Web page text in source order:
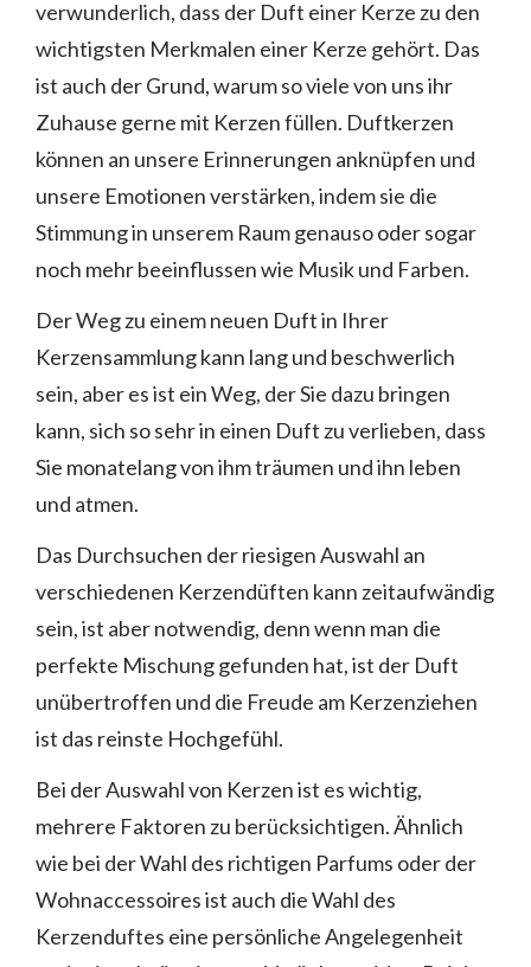
verwunderlich, dass der Duft einer Kerze zu den
wichtigsten Merkmalen einer Kerze gehört. Das
ist auch der Grund, warum so viele von uns ihr
Zuhause gerne mit Kerzen füllen. Duftkerzen
können an unsere Erinnerungen anknüpfen und
unsere Emotionen verstärken, indem sie die
Stimmung in unserem Raum genauso oder sogar
noch mehr beeinflussen wie Musik und Farben.
Der Weg zu einem neuen Duft in Ihrer
Kerzensammlung kann lang und beschwerlich
sein, aber es ist ein Weg, der Sie dazu bringen
kann, sich so sehr in einen Duft zu verlieben, dass
Sie monatelang von ihm träumen und ihn leben
und atmen.
Das Durchsuchen der riesigen Auswahl an
verschiedenen Kerzendüften kann zeitaufwändig
sein, ist aber notwendig, denn wenn man die
perfekte Mischung gefunden hat, ist der Duft
unübertroffen und die Freude am Kerzenziehen
ist das reinste Hochgefühl.
Bei der Auswahl von Kerzen ist es wichtig,
mehrere Faktoren zu berücksichtigen. Ähnlich
wie bei der Wahl des richtigen Parfums oder der
Wohnaccessoires ist auch die Wahl des
Kerzenduftes eine persönliche Angelegenheit